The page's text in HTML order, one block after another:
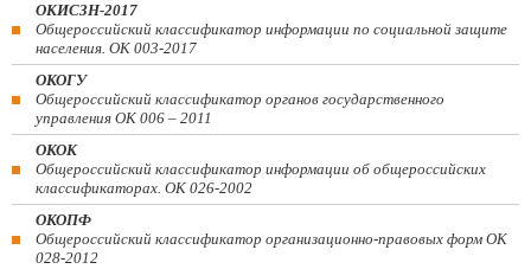
ОКИСЗН-2017
Общероссийский классификатор информации по социальной защите
населения. ОК 003-2017
ОКОГУ
Общероссийский классификатор органов государственного
управления ОК 006 – 2011
ОКОК
Общероссийский классификатор информации об общероссийских
классификаторах. ОК 026-2002
ОКОПФ
Общероссийский классификатор организационно-правовых форм ОК
028-2012